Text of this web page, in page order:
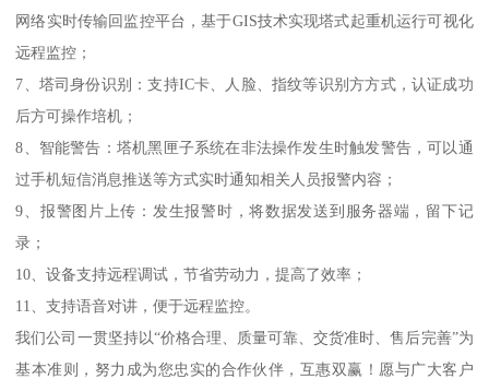
网络实时传输回监控平台，基于GIS技术实现塔式起重机运行可视化
远程监控；
7、塔司身份识别：支持IC卡、人脸、指纹等识别方方式，认证成功
后方可操作培机；
8、智能警告：塔机黑匣子系统在非法操作发生时触发警告，可以通
过手机短信消息推送等方式实时通知相关人员报警内容；
9、报警图片上传：发生报警时，将数据发送到服务器端，留下记
录；
10、设备支持远程调试，节省劳动力，提高了效率；
11、支持语音对讲，便于远程监控。
我们公司一贯坚持以“价格合理、质量可靠、交货准时、售后完善”为
基本准则，努力成为您忠实的合作伙伴，互惠双赢！愿与广大客户